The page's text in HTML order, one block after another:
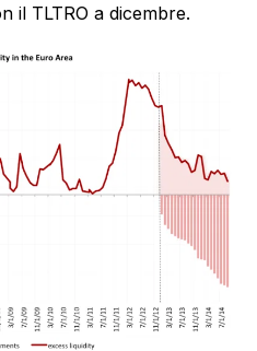
il TLTRO a dicembre.